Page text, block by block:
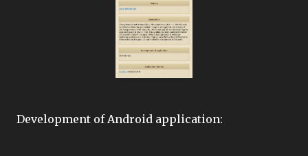
Development of Android application: